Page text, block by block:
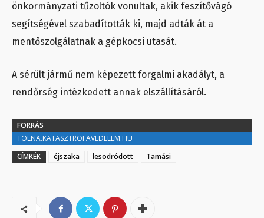
önkormányzati tűzoltók vonultak, akik feszítővágó
segítségével szabadították ki, majd adták át a
mentőszolgálatnak a gépkocsi utasát.
A sérült jármű nem képezett forgalmi akadályt, a
rendőrség intézkedett annak elszállításáról.
FORRÁS
TOLNA.KATASZTROFAVEDELEM.HU
CÍMKÉK
éjszaka lesodródott Tamási